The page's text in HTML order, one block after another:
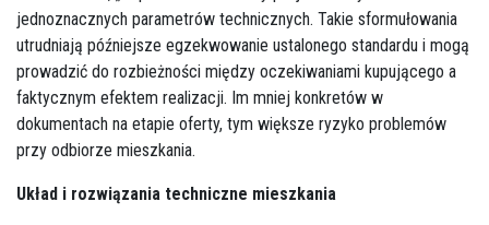
jednoznacznych parametrów technicznych. Takie sformułowania
utrudniają późniejsze egzekwowanie ustalonego standardu i mogą
prowadzić do rozbieżności między oczekiwaniami kupującego a
faktycznym efektem realizacji. Im mniej konkretów w
dokumentach na etapie oferty, tym większe ryzyko problemów
przy odbiorze mieszkania.
Układ i rozwiązania techniczne mieszkania